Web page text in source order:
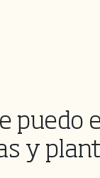
puedo
y